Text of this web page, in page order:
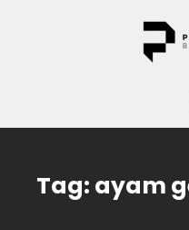
Tag: ayam